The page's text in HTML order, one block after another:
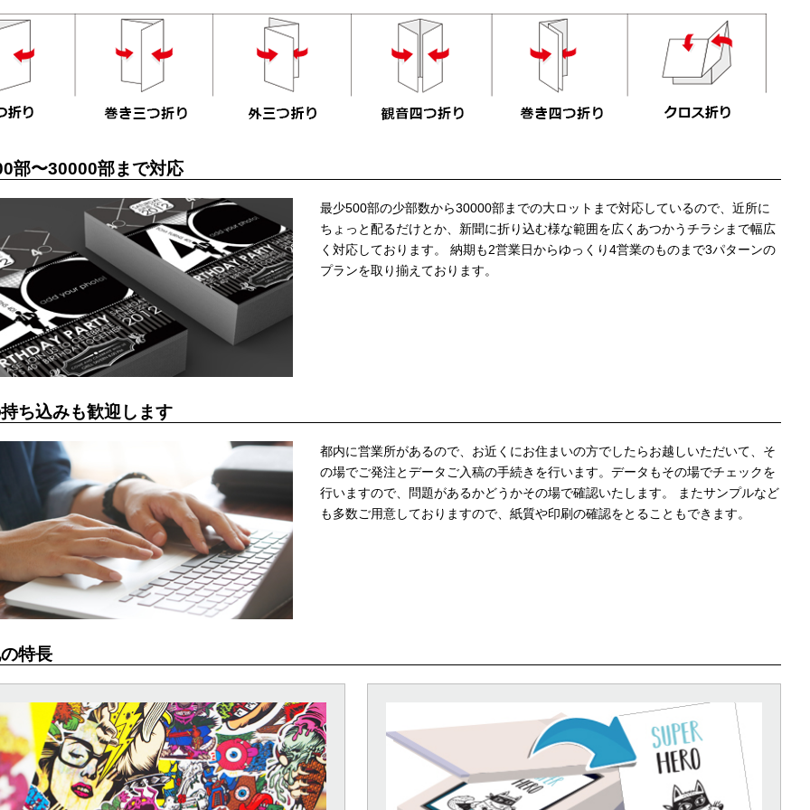
部〜30000部まで対応
最少500部の少部数から30000部までの大ロットまで対応しているので、近所に
ちょっと配るだけとか、新聞に折り込む様な範囲を広くあつかうチラシまで幅広
く対応しております。 納期も2営業日からゆっくり4営業のものまで3パターンの
プランを取り揃えております。
ち込みも歓迎します
都内に営業所があるので、お近くにお住まいの方でしたらお越しいただいて、そ
の場でご発注とデータご入稿の手続きを行います。データもその場でチェックを
行いますので、問題があるかどうかその場で確認いたします。 またサンプルなど
も多数ご用意しておりますので、紙質や印刷の確認をとることもできます。
特長